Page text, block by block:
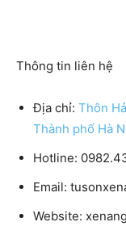
Thông tin liên hệ
Địa chỉ: Thôn
Thành phố Hà
Hotline:
Email:
Website: